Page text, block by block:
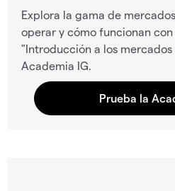
Explora la gama de
operar y cómo funcionan
"Introducción a los
Academia IG.